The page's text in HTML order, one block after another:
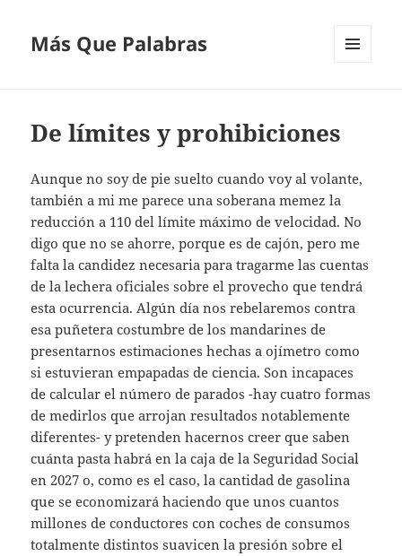
Más Que Palabras
De límites y prohibiciones
Aunque no soy de pie suelto cuando voy al volante,
también a mi me parece una soberana memez la
reducción a 110 del límite máximo de velocidad. No
digo que no se ahorre, porque es de cajón, pero me
falta la candidez necesaria para tragarme las cuentas
de la lechera oficiales sobre el provecho que tendrá
esta ocurrencia. Algún día nos rebelaremos contra
esa puñetera costumbre de los mandarines de
presentarnos estimaciones hechas a ojímetro como
si estuvieran empapadas de ciencia. Son incapaces
de calcular el número de parados -hay cuatro formas
de medirlos que arrojan resultados notablemente
diferentes- y pretenden hacernos creer que saben
cuánta pasta habrá en la caja de la Seguridad Social
en 2027 o, como es el caso, la cantidad de gasolina
que se economizará haciendo que unos cuantos
millones de conductores con coches de consumos
totalmente distintos suavicen la presión sobre el